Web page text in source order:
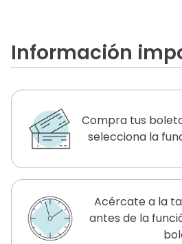
Información
Compra tus
selecciona la
Acércate a la
antes de la